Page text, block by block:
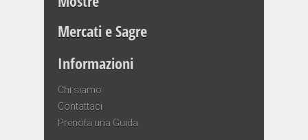
Mercati e Sagre
Informazioni
Chi siamo
Contattaci
Prenota una Guida